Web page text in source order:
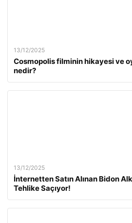
13/12/2025
Cosmopolis filminin hikayesi ve
nedir?
13/12/2025
İnternetten Satın Alınan Bidon
Tehlike Saçıyor!